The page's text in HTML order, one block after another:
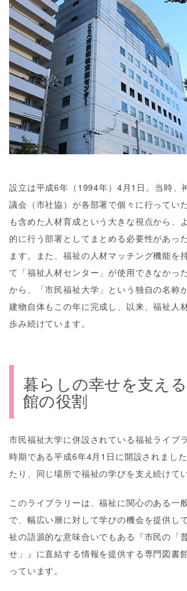
設立は平成6年（1994年）4月1日。当時、
議会（市社協）が各部署で個々に行ってい
も含めた人材育成という大きな視点から、
的に行う部署としてまとめる必要性があっ
ます。また、福祉の人材マッチング機能を
て「福祉人材センター」が使用できなかっ
から、「市民福祉大学」という独自の名称
建物自体もこの年に完成し、以来、福祉人
歩み続けています。
暮らしの幸せを支え
館の役割
市民福祉大学に併設されている福祉ライブ
時期である平成6年4月1日に開設されまし
たり、同じ場所で福祉の学びを支え続けてい
このライブラリーは、福祉に関心のある一
で、幅広い層に対して学びの機会を提供し
祉の語源的な意味合いでもある『市民の「
せ」』に直結する情報を提供する専門図書
っています。